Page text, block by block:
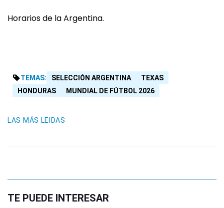
Horarios de la Argentina.
TEMAS: SELECCIÓN ARGENTINA
TEXAS
HONDURAS
MUNDIAL DE FÚTBOL 2026
LAS MÁS LEIDAS
TE PUEDE INTERESAR